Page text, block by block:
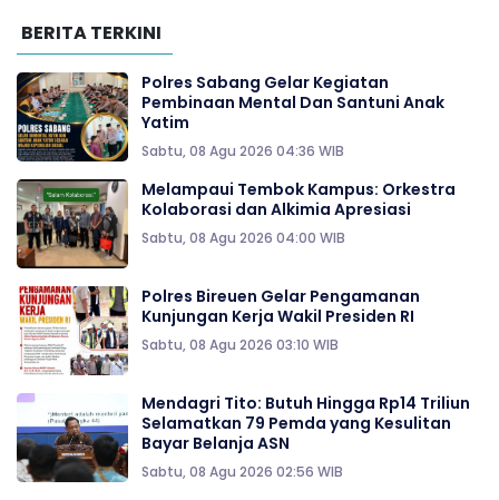
BERITA TERKINI
Polres Sabang Gelar Kegiatan
Pembinaan Mental Dan Santuni Anak
Yatim
Sabtu, 08 Agu 2026 04:36 WIB
Melampaui Tembok Kampus: Orkestra
Kolaborasi dan Alkimia Apresiasi
Sabtu, 08 Agu 2026 04:00 WIB
Polres Bireuen Gelar Pengamanan
Kunjungan Kerja Wakil Presiden RI
Sabtu, 08 Agu 2026 03:10 WIB
Mendagri Tito: Butuh Hingga Rp14 Triliun
Selamatkan 79 Pemda yang Kesulitan
Bayar Belanja ASN
Sabtu, 08 Agu 2026 02:56 WIB